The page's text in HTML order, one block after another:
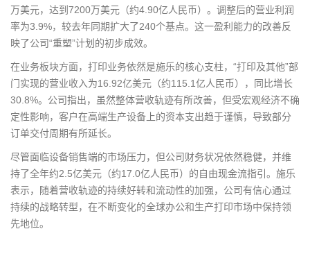
万美元，达到7200万美元（约4.90亿人民币）。调整后的营业利润
率为3.9%，较去年同期扩大了240个基点。这一盈利能力的改善反
映了公司“重塑”计划的初步成效。
在业务板块方面，打印业务依然是施乐的核心支柱，“打印及其他”部
门实现的营业收入为16.92亿美元（约115.1亿人民币），同比增长
30.8%。公司指出，虽然整体营收轨迹有所改善，但受宏观经济不确
定性影响，客户在高端生产设备上的资本支出趋于谨慎，导致部分
订单交付周期有所延长。
尽管面临设备销售端的市场压力，但公司财务状况依然稳健，并维
持了全年约2.5亿美元（约17.0亿人民币）的自由现金流指引。施乐
表示，随着营收轨迹的持续好转和流动性的加强，公司有信心通过
持续的战略转型，在不断变化的全球办公和生产打印市场中保持领
先地位。